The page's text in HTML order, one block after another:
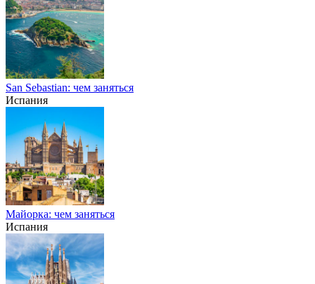
San Sebastian: чем заняться
Испания
Майорка: чем заняться
Испания